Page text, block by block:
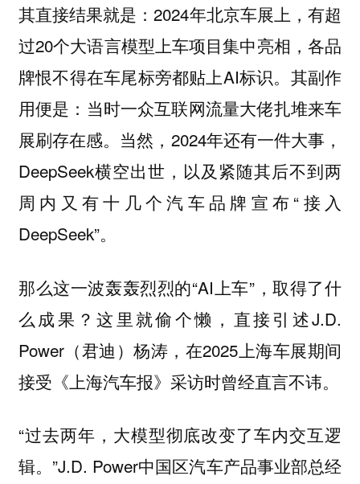
其直接结果就是：2024年北京车展上，有超
过20个大语言模型上车项目集中亮相，各品
牌恨不得在车尾标旁都贴上AI标识。其副作
用便是：当时一众互联网流量大佬扎堆来车
展刷存在感。当然，2024年还有一件大事，
DeepSeek横空出世，以及紧随其后不到两
周内又有十几个汽车品牌宣布“接入
DeepSeek”。
那么这一波轰轰烈烈的“AI上车”，取得了什
么成果？这里就偷个懒，直接引述J.D.
Power（君迪）杨涛，在2025上海车展期间
接受《上海汽车报》采访时曾经直言不讳。
“过去两年，大模型彻底改变了车内交互逻
辑。”J.D. Power中国区汽车产品事业部总经